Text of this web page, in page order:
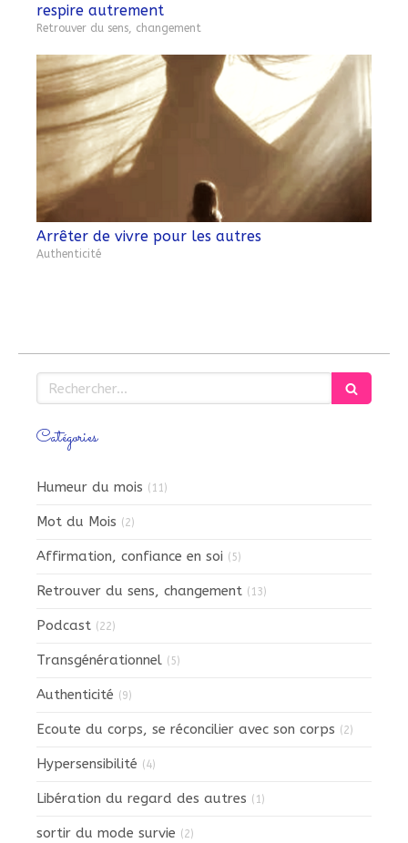
respire autrement
Retrouver du sens, changement
Arrêter de vivre pour les autres
Authenticité
Rechercher
Catégories
Humeur du mois (11)
Mot du Mois (2)
Affirmation, confiance en soi (5)
Retrouver du sens, changement (13)
Podcast (22)
Transgénérationnel (5)
Authenticité (9)
Ecoute du corps, se réconcilier avec son corps (2)
Hypersensibilité (4)
Libération du regard des autres (1)
sortir du mode survie (2)